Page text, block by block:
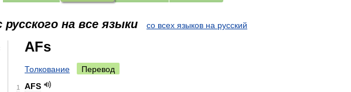
русского на все языки со всех языков на русский
AFs
Толкование Перевод
1
AFS